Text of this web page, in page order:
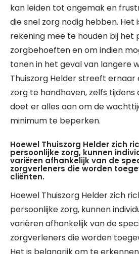
kan leiden tot ongemak en
die snel zorg nodig hebben. Het
rekening mee te houden bij het
zorgbehoeften en om indien
tonen in het geval van langere
Thuiszorg Helder streeft
zorg te handhaven, zelfs tijdens
doet er alles aan om de
minimum te beperken.
Hoewel Thuiszorg Helder zich
persoonlijke zorg, kunnen
variëren afhankelijk van de
zorgverleners die worden
cliënten.
Hoewel Thuiszorg Helder zich
persoonlijke zorg, kunnen
variëren afhankelijk van de
zorgverleners die worden